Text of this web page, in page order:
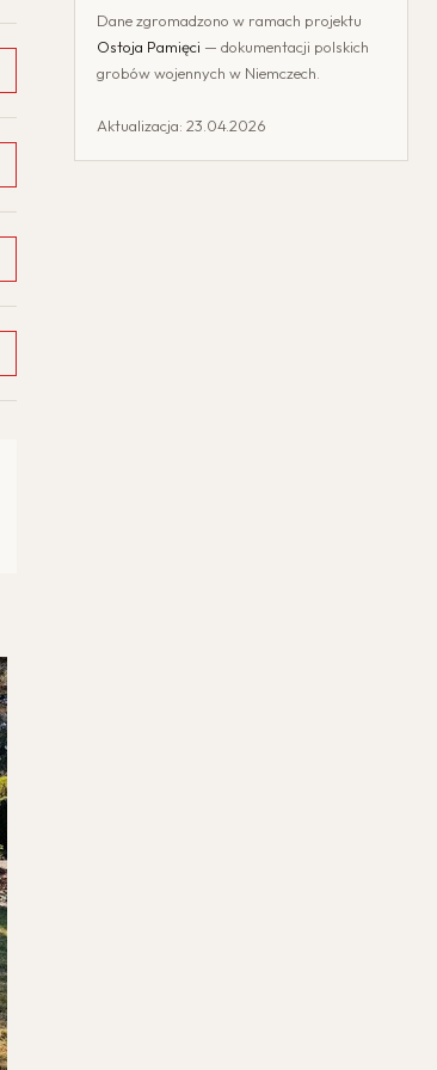
Dane zgromadzono w ramach projektu
Ostoja Pamięci — dokumentacji polskich
grobów wojennych w Niemczech.
Aktualizacja: 23.04.2026